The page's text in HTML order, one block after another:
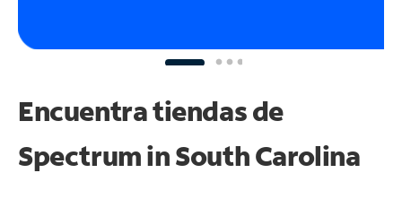
Encuentra tiendas de
Spectrumin South Carolina